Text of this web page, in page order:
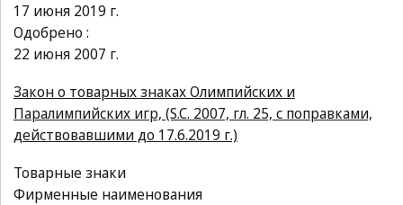
17 июня 2019 г.
Одобрено :
22 июня 2007 г.
Закон о товарных знаках Олимпийских и
Паралимпийских игр, (S.C. 2007, гл. 25, с поправками,
действовавшими до 17.6.2019 г.)
Товарные знаки
Фирменные наименования